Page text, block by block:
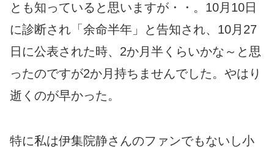
とも知っていると思いますが・・。10月10日
に診断され「余命半年」と告知され、10月27
日に公表された時、2か月半くらいかな～と思
ったのですが2か月持ちませんでした。やはり
逝くのが早かった。
特に私は伊集院静さんのファンでもないし小